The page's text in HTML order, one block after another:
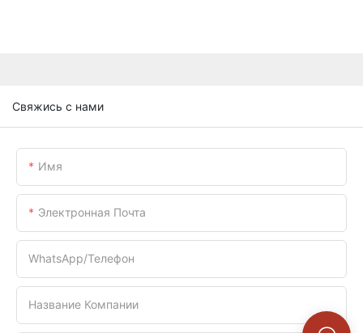
Свяжись с нами
Имя
Электронная Почта
WhatsApp/телефон
Название Компании